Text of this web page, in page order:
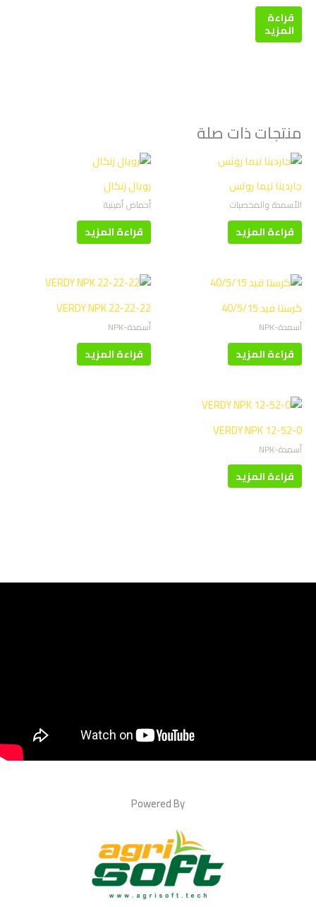
قراءة
المزيد
منتجات ذات صلة
جاردينا نيما روتس
الأسمدة والمخصبات
قراءة المزيد
رويال زنكال
أحماض أمينية
قراءة المزيد
كرستا فيد 40/5/15
أسمدة-NPK
قراءة المزيد
VERDY NPK 22-22-22
أسمدة-NPK
قراءة المزيد
VERDY NPK 12-52-0
أسمدة-NPK
قراءة المزيد
Powered By